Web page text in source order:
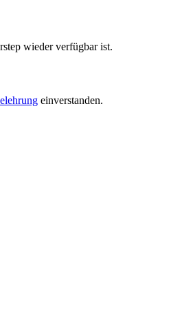
wieder verfügbar ist.
einverstanden.